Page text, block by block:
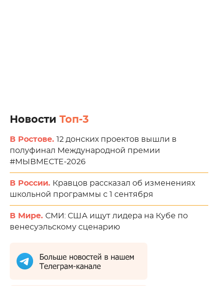
Новости Топ-3
В Ростове. 12 донских проектов вышли в
полуфинал Международной премии
#МЫВМЕСТЕ-2026
В России. Кравцов рассказал об изменениях
школьной программы с 1 сентября
В Мире. СМИ: США ищут лидера на Кубе по
венесуэльскому сценарию